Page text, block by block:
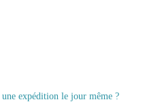
expédition le jour même ?